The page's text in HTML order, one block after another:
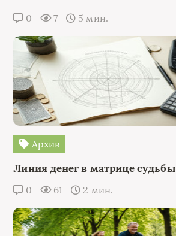
0 7 5 мин.
Архив
Линия денег в матрице судьбы
0 61 2 мин.